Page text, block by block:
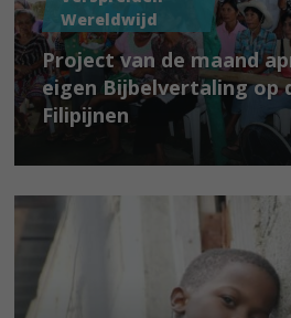
Wereldwijd
Project van de maand
eigen Bijbelvertaling op
Filipijnen